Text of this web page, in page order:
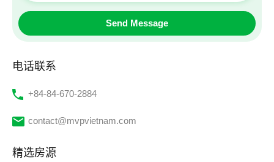
电话联系
‭+84-84-670-2884‬
contact@mvpvietnam.com
精选房源